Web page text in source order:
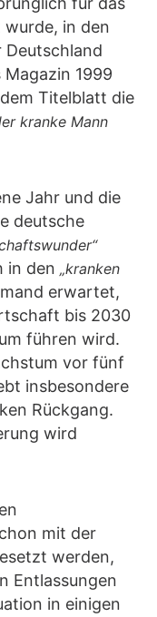
wurde, in den
1999
Titelblatt die
kranke Mann
Jahr und die
deutsche
in den „kranken
erwartet,
bis 2030
führen wird.
vor fünf
insbesondere
Rückgang.
wird
mit der
werden,
Entlassungen
in einigen